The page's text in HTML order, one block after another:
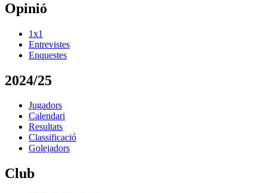
Opinió
1x1
Entrevistes
Enquestes
2024/25
Jugadors
Calendari
Resultats
Classificació
Golejadors
Club